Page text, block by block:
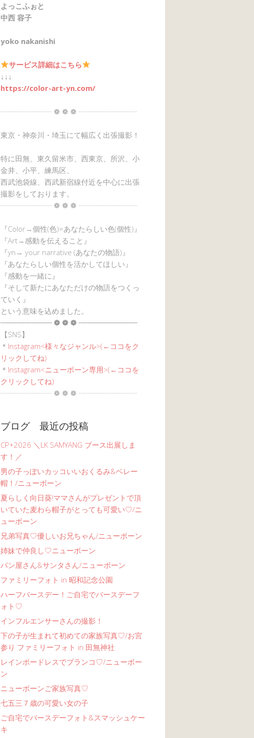
よっこふぉと
中西 容子
yoko nakanishi
サービス詳細はこちら
↓↓↓
https://color-art-yn.com/
┈┈┈┈┈┈┈ ❁ ❁ ❁ ┈┈┈┈┈┈┈┈
東京・神奈川・埼玉にて幅広く出張撮影！
特に田無、東久留米市、西東京、所沢、小
金井、小平、練馬区、
西武池袋線、西武新宿線付近を中心に出張
撮影をしております。
┈┈┈┈┈┈┈ ❁ ❁ ❁ ┈┈┈┈┈┈┈┈
『Color→個性(色)=あなたらしい色(個性)』
『Art→感動を伝えること』
『yn→ your narrative (あなたの物語)』
『あなたらしい個性を活かしてほしい』
『感動を一緒に』
『そして新たにあなただけの物語をつくっ
ていく』
という意味を込めました。
┈┈┈┈┈┈┈ ❁ ❁ ❁ ┈┈┈┈┈┈┈┈
【SNS】
＊ Instagram<様々なジャンル>(←ココをク
リックしてね)
＊ Instagram<ニューボーン専用>(←ココを
クリックしてね)
┈┈┈┈┈┈┈ ❁ ❁ ❁ ┈┈┈┈┈┈┈┈
ブログ 最近の投稿
CP+2026 ＼LK SAMYANG ブース出展しま
す！／
男の子っぽいカッコいいおくるみ&ベレー
帽！/ニューボーン
夏らしく向日葵!ママさんがプレゼントで頂
いていた麦わら帽子がとっても可愛い♡/ニ
ューボーン
兄弟写真♡優しいお兄ちゃん/ニューボーン
姉妹で仲良し♡ニューボーン
パン屋さん&サンタさん/ニューボーン
ファミリーフォト in 昭和記念公園
ハーフバースデー！ご自宅でバースデーフ
ォト♡
インフルエンサーさんの撮影！
下の子が生まれて初めての家族写真♡/お宮
参り ファミリーフォト in 田無神社
レインボードレスでブランコ♡/ニューボー
ン
ニューボーンご家族写真♡
七五三７歳の可愛い女の子
ご自宅でバースデーフォト&スマッシュケー
キ